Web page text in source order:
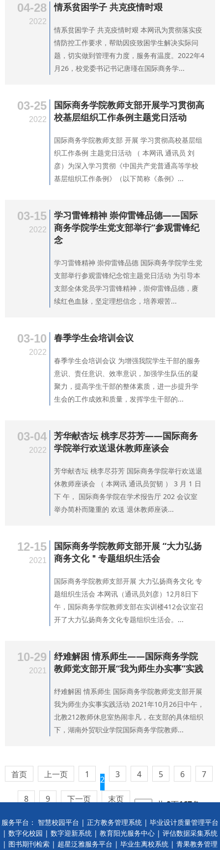
04-28
2022
情系贫困学子 共克疫情时艰
情系贫困学子 共克疫情时艰 本网讯为贯彻落实疫
情防控工作要求，帮助因疫致困学生解决实际问
题，切实做到管理有力度，服务有温度。2022年4
月26，校党委书记书记唐瑾在国际商务学...
03-25
2022
国际商务学院教师支部开展学习贯彻高
校基层组织工作条例主题党日活动
国际商务学院教师支部 开展 学习贯彻高校基层组
织工作条例 主题党日活动 （ 本网讯 通讯员 刘
彦）为深入学习贯彻《中国共产党普通高等学校
基层组织工作条例》（以下简称《条例》...
03-15
2022
学习雷锋精神 崇仰雷锋品德——国际
商务学院学生党支部举行“参观雷锋纪
念
学习雷锋精神 崇仰雷锋品德 国际商务学院学生党
支部举行参观雷锋纪念馆主题党日活动 为引导本
支部全体党员学习雷锋精神，崇仰雷锋品德，赓
续红色血脉，坚定理想信念，培养艰苦...
03-10
2022
春季学生会培训会议
春季学生会培训会议 为增强我院学生干部的服务
意识、责任意识、效率意识，加强学生队伍的凝
聚力，提高学生干部的整体素质，进一步提升学
生会的工作成效和质量，发挥学生干部的...
03-04
2022
芳华献杏坛 桃李尽芬芳——国际商务
学院举行欢送退休教师座谈会
芳华献杏坛 桃李尽芬芳 国际商务学院举行欢送退
休教师座谈会 （ 本网讯 通讯员贺韧 ） 3 月 1 日
下 午， 国际商务学院在学术报告厅 202 会议室
举办简朴而隆重的 欢送 退休教师座谈...
12-15
2021
国际商务学院教师支部开展 “大力弘扬
商务文化＂专题组织生活会
国际商务学院教师支部开展 大力弘扬商务文化 专
题组织生活会 本网讯（通讯员刘彦）12月8日下
午，国际商务学院教师支部在实训楼412会议室召
开了大力弘扬商务文化专题组织生活会。...
10-29
2021
纾难解困 情系师生——国际商务学院
教师党支部开展“我为师生办实事”实践
纾难解困 情系师生 国际商务学院教师党支部开展
我为师生办实事实践活动 2021年10月26日中午，
北教212教师休息室热闹非凡，在支部的具体组织
下，湖南外贸职业学院国际商务学院教师...
首页 上一页 1 2 3 4 5 6 7
8 9 下一页 末页 共9页167条
服务平台： 智慧校园平台 | 正方教务管理系统 | 毕业设计质量管理平台
| 数字化校园 | 数字迎新系统 | 教育阳光服务中心 | 评估数据采集系统
| 图书期刊检索 | 超星泛雅服务平台 | 毕业生离校系统 | 青果教务管理